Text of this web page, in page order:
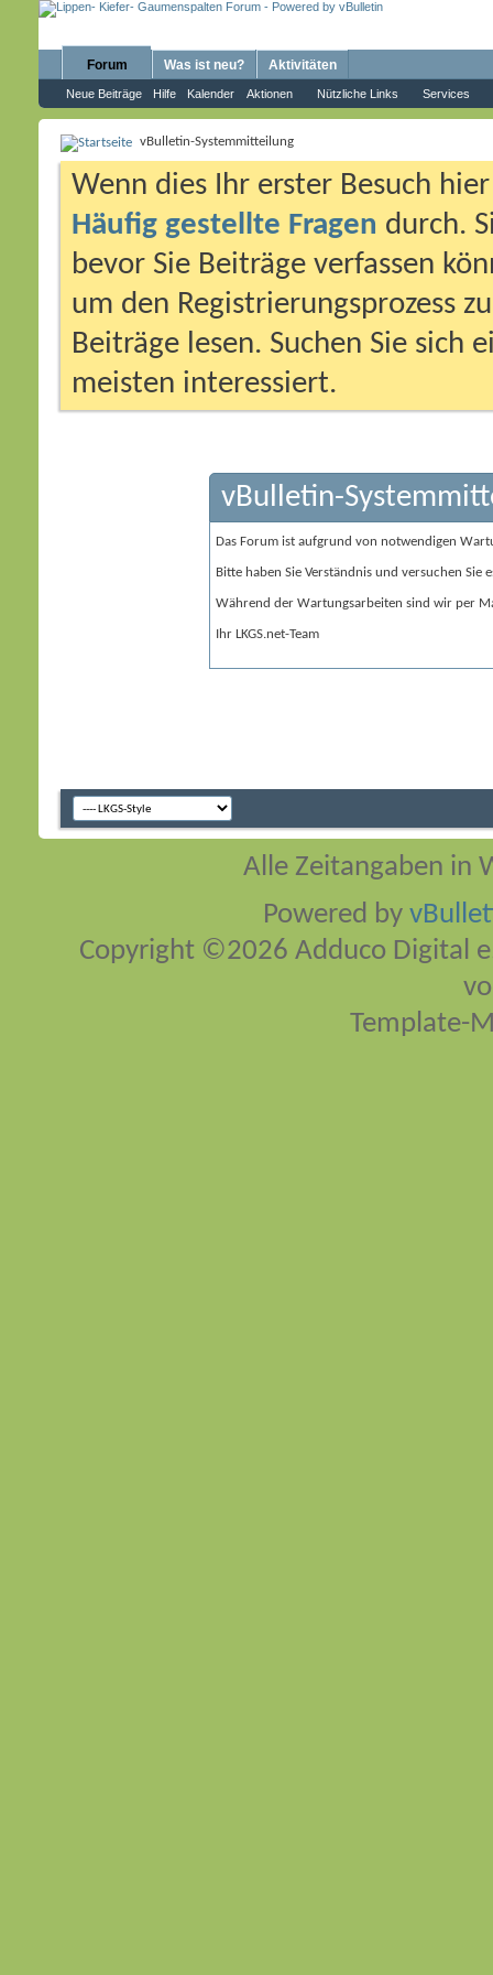
Forum
Neue Beiträge Hilfe Kalender Aktionen Nützliche Links Services
Was ist neu? Aktivitäten
vBulletin-Systemmitteilung
Wenn dies Ihr erster Besuch
Häufig gestellte Fragen durch.
bevor Sie Beiträge verfassen
um den Registrierungsprozess
Beiträge lesen. Suchen Sie sich
meisten interessiert.
vBulletin-
Das Forum ist aufgrund von notwendigen
Bitte haben Sie Verständnis und versuchen Sie
Während der Wartungsarbeiten sind wir per
Ihr LKGS.net-Team
Alle Zeitangaben in
Powered by
Copyright ©2026 Adduco Digital
Template-